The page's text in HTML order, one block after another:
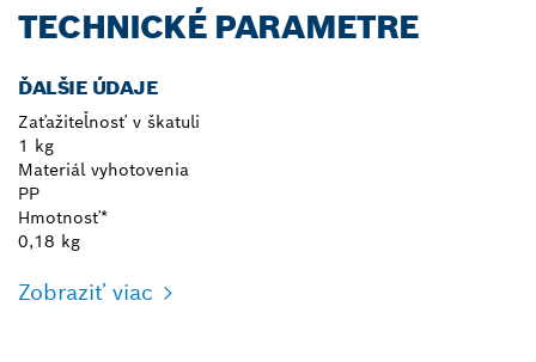
TECHNICKÉ PARAMETRE
ĎALŠIE ÚDAJE
Zaťažiteľnosť v škatuli
1 kg
Materiál vyhotovenia
PP
Hmotnosť*
0,18 kg
Zobraziť viac